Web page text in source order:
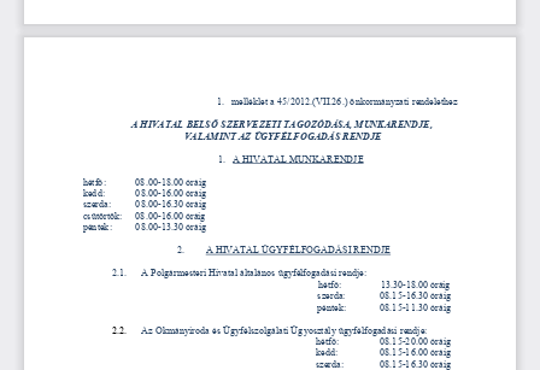
1. melléklet a 45/2012.(VII.26.) önkormányzati rendelethez
A HIVATAL BELSŐ SZERVEZETI TAGOZÓDÁSA, MUNKARENDJE,
VALAMINT AZ ÜGYFÉLFOGADÁS RENDJE
1. A HIVATAL MUNKARENDJE
hétfő: 08. 00-18. 00 óráig
kedd:
08.00-16.00 óráig
szerda:
08.00-16.30 óráig
csütörtök:
08. 00-16. 00 óráig
péntek:
08.00-13.30 óráig
2. A HIVATAL ÜGYFÉLFOGADÁSI RENDJE
2.1.
A Polgármesteri Hivatal általános ügyfélfogadási rendje:
hétfő:
13.30-18.00 óráig
szerda:
08. 15-16.30 óráig
péntek:
08.15-11.30 óráig
2.2.
Az Okmányiroda és Ügyfélszolgálati Ügyosztály ügyfélfogadási rendje:
hétfő:
08.15-20.00 óráig
kedd:
08.15-16.00 óráig
szerda:
08.15-16.30 óráig